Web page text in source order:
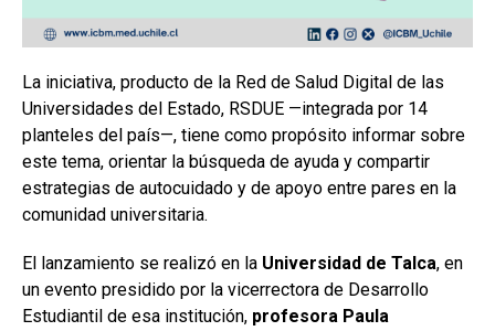
La iniciativa, producto de la Red de Salud Digital de las
Universidades del Estado, RSDUE —integrada por 14
planteles del país—, tiene como propósito informar sobre
este tema, orientar la búsqueda de ayuda y compartir
estrategias de autocuidado y de apoyo entre pares en la
comunidad universitaria.
El lanzamiento se realizó en la Universidad de Talca, en
un evento presidido por la vicerrectora de Desarrollo
Estudiantil de esa institución, profesora Paula